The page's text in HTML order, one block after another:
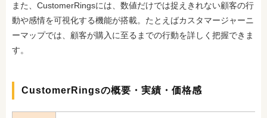
また、CustomerRingsには、数値だけでは捉えきれない顧客の行
動や感情を可視化する機能が搭載。たとえばカスタマージャーニ
ーマップでは、顧客が購入に至るまでの行動を詳しく把握できま
す。
CustomerRingsの概要・実績・価格感